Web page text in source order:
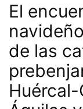
El
de las